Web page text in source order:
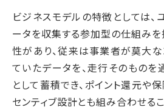
ビジネスモデルの特徴としては
ータを収集する参加型の仕組み
性があり、従来は事業者が莫大
ていたデータを、走行そのもの
として蓄積でき、ポイント還元や
センティブ設計とも組み合わせるこ